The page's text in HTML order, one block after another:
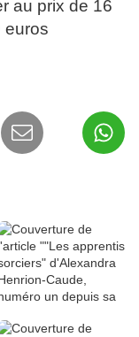
au prix de 16
euros